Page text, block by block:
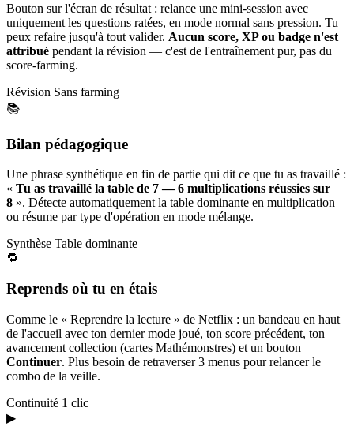
Bouton sur l'écran de résultat : relance une mini-session avec
uniquement les questions ratées, en mode normal sans pression. Tu
peux refaire jusqu'à tout valider. Aucun score, XP ou badge n'est
attribué pendant la révision — c'est de l'entraînement pur, pas du
score-farming.
Révision Sans farming
📚
Bilan pédagogique
Une phrase synthétique en fin de partie qui dit ce que tu as travaillé :
« Tu as travaillé la table de 7 — 6 multiplications réussies sur
8 ». Détecte automatiquement la table dominante en multiplication
ou résume par type d'opération en mode mélange.
Synthèse Table dominante
🔁
Reprends où tu en étais
Comme le « Reprendre la lecture » de Netflix : un bandeau en haut
de l'accueil avec ton dernier mode joué, ton score précédent, ton
avancement collection (cartes Mathémonstres) et un bouton
Continuer. Plus besoin de retraverser 3 menus pour relancer le
combo de la veille.
Continuité 1 clic
▶